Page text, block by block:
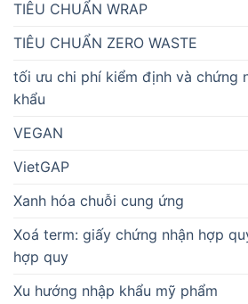
TIÊU CHUẨN WRAP
TIÊU CHUẨN ZERO WASTE
tối ưu chi phí kiểm định và chứng
khẩu
VEGAN
VietGAP
Xanh hóa chuỗi cung ứng
Xoá term: giấy chứng nhận hợp
hợp quy
Xu hướng nhập khẩu mỹ phẩm